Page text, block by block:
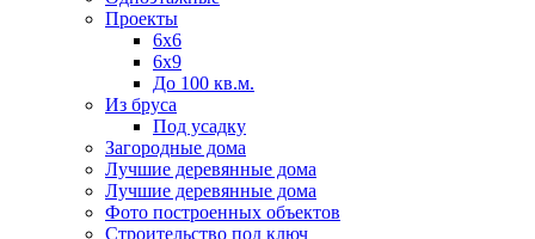
Проекты
6х6
6х9
До 100 кв.м.
Из бруса
Под усадку
Загородные дома
Лучшие деревянные дома
Лучшие деревянные дома
Фото построенных объектов
Строительство под ключ